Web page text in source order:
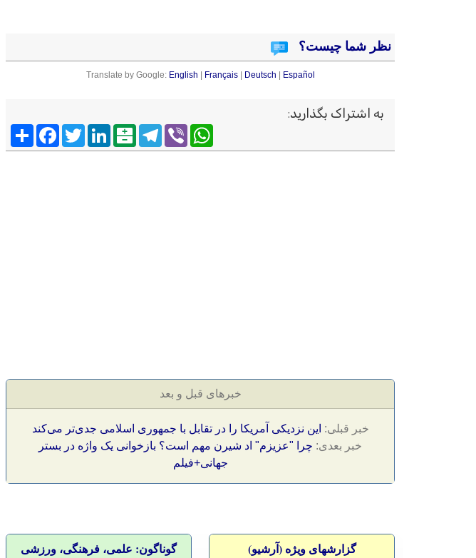
نظر شما چیست؟
Translate by Google: English Français| Deutsch Español
به اشتراک بگذارید:
اشتراک
FacebookTwitter
LinkedInBalatarin
TelegramViber
WhatsApp
خبرهای قبل و بعد
خبر قبلی: این نزدیکی آمریکا را در تقابل با جمهوری اسلامی جدی‌تر می‌کند
خبر بعدی: چرا "عزیزم" اد شیرن مهم است؟ بازخوانی یک واژه در بستر
جهانی+فیلم
گزارشهای ویژه (آرشيو) گوناگون: علمی، فرهنگی، ورزشی